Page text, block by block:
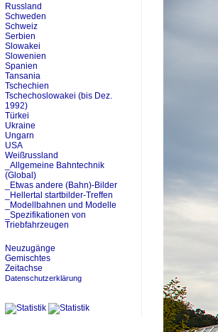
Russland
Schweden
Schweiz
Serbien
Slowakei
Slowenien
Spanien
Tansania
Tschechien
Tschechoslowakei (bis Dez.
1992)
Türkei
Ukraine
Ungarn
USA
Weißrussland
_Allgemeine Bahntechnik
(Global)
_Etwas andere (Bahn)-Bilder
_Hellertal startbilder-Treffen
_Modellbahnen und Modelle
_Spezifikationen von
Triebfahrzeugen
Neuzugänge
Gemischtes
Zeitachse
Datenschutzerklärung